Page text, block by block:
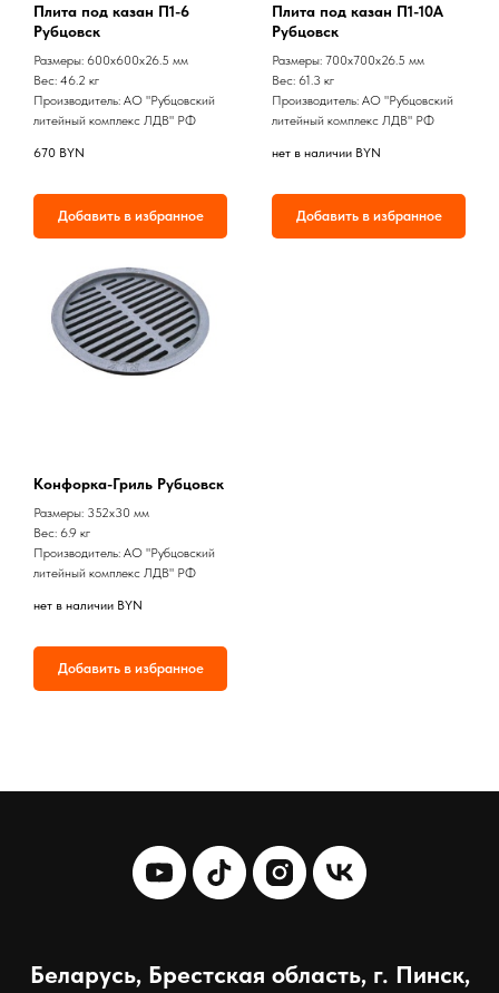
Плита под казан П1-6
Рубцовск
Размеры: 600x600х26.5 мм
Вес: 46.2 кг
Производитель: АО "Рубцовский
литейный комплекс ЛДВ" РФ
670 BYN
Добавить в избранное
Плита под казан П1-10А
Рубцовск
Размеры: 700x700х26.5 мм
Вес: 61.3 кг
Производитель: АО "Рубцовский
литейный комплекс ЛДВ" РФ
нет в наличии BYN
Добавить в избранное
Конфорка-Гриль Рубцовск
Размеры: 352x30 мм
Вес: 6.9 кг
Производитель: АО "Рубцовский
литейный комплекс ЛДВ" РФ
нет в наличии BYN
Добавить в избранное
Беларусь, Брестская область, г. Пинск,